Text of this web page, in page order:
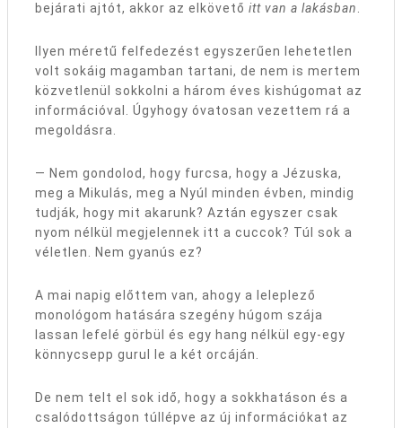
bejárati ajtót, akkor az elkövető itt van a lakásban
Ilyen méretű felfedezést egyszerűen lehetetlen
volt sokáig magamban tartani, de nem is mertem
közvetlenül sokkolni a három éves kishúgomat az
információval. Úgyhogy óvatosan vezettem rá a
megoldásra.
— Nem gondolod, hogy furcsa, hogy a Jézuska,
meg a Mikulás, meg a Nyúl minden évben, mindig
tudják, hogy mit akarunk? Aztán egyszer csak
nyom nélkül megjelennek itt a cuccok? Túl sok a
véletlen. Nem gyanús ez?
A mai napig előttem van, ahogy a leleplező
monológom hatására szegény húgom szája
lassan lefelé görbül és egy hang nélkül egy-egy
könnycsepp gurul le a két orcáján.
De nem telt el sok idő, hogy a sokkhatáson és a
csalódottságon túllépve az új információkat az